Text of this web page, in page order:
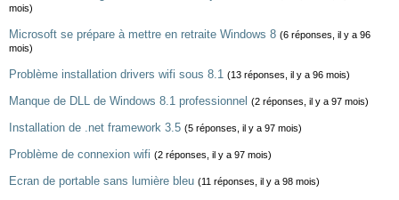
mois)
Microsoft se prépare à mettre en retraite Windows 8 (6 réponses, il y a 96
mois)
Problème installation drivers wifi sous 8.1 (13 réponses, il y a 96 mois)
Manque de DLL de Windows 8.1 professionnel (2 réponses, il y a 97 mois)
Installation de .net framework 3.5 (5 réponses, il y a 97 mois)
Problème de connexion wifi (2 réponses, il y a 97 mois)
Ecran de portable sans lumière bleu (11 réponses, il y a 98 mois)